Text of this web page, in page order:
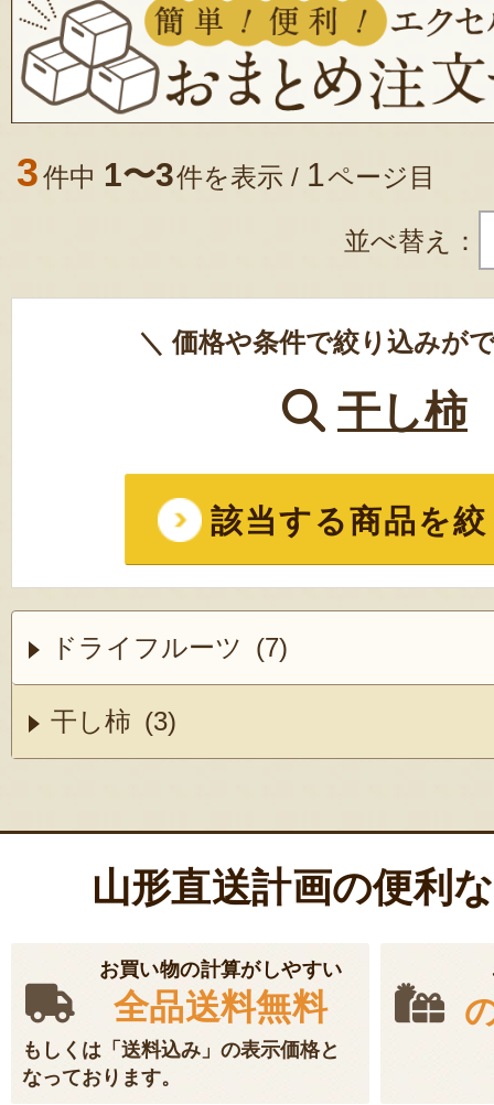
3件中 1〜3件を表示 / 1ページ目
並べ替え：
＼ 価格や条件で絞り込みが
干し柿
該当する商品を
ドライフルーツ (7)
干し柿 (3)
山形直送計画の便利
お買い物の計算がしやすい
全品送料無料
もしくは「送料込み」の表示価格と
なっております。